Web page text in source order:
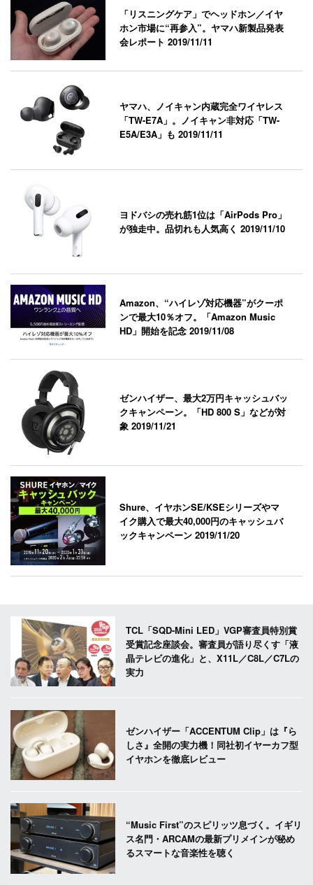
「リスニングケア」でヘッドホン／イヤ
ホン市場に“再参入”。ヤマハ新製品発表
会レポート2019/11/11
ヤマハ、ノイキャン内蔵完全ワイヤレス
「TW-E7A」。ノイキャン非対応「TW-
E5A/E3A」も2019/11/11
ヨドバシの売れ筋1位は「AirPods Pro」
が独走中。品切れも人気高く2019/11/10
Amazon、“ハイレゾ対応機器”がクーポ
ンで最大10％オフ。「Amazon Music
HD」開始を記念2019/11/08
ゼンハイザー、最大2万円キャッシュバッ
クキャンペーン。「HD 800 S」などが対
象2019/11/21
Shure、イヤホンSE/KSEシリーズやマ
イク購入で最大40,000円のキャッシュバ
ックキャンペーン2019/11/20
TCL「SQD-Mini LED」VGP審査員特別賞
受賞記念座談会。審査員が語り尽くす「液
晶テレビの進化」と、X11L／C8L／C7Lの
実力
ゼンハイザー「ACCENTUM Clip」は『ら
しさ』全開の実力機！同社初イヤーカフ型
イヤホンを徹底レビュー
“Music First”のスピリッツ息づく。イギリ
ス名門・ARCAMの最新プリメインが秘め
るスマートな音楽性を聴く